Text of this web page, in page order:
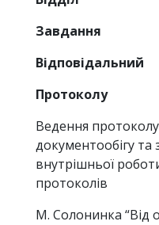
Завдання
Відповідальний
Протоколу
Ведення
документообігу та
внутрішньої
протоколів
М. Солонинка “Від